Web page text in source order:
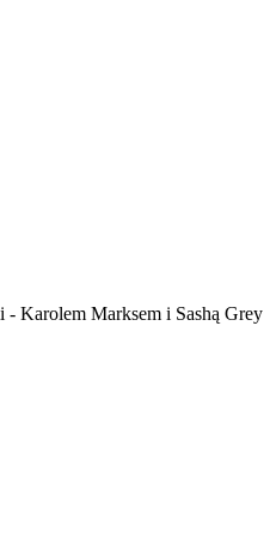
Karolem Marksem i Sashą Grey